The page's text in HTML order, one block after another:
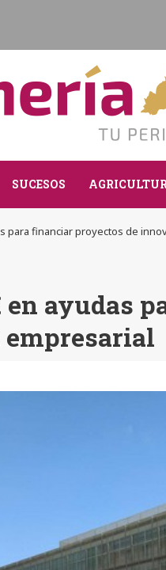
SUCESOS
para financiar proyectos de
en ayudas